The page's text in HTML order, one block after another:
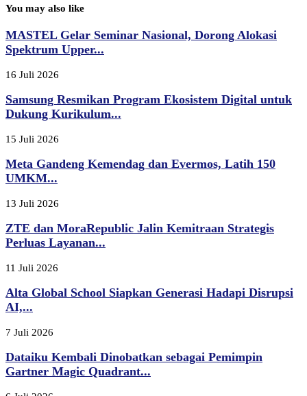
You may also like
MASTEL Gelar Seminar Nasional, Dorong Alokasi
Spektrum Upper...
16 Juli 2026
Samsung Resmikan Program Ekosistem Digital untuk
Dukung Kurikulum...
15 Juli 2026
Meta Gandeng Kemendag dan Evermos, Latih 150
UMKM...
13 Juli 2026
ZTE dan MoraRepublic Jalin Kemitraan Strategis
Perluas Layanan...
11 Juli 2026
Alta Global School Siapkan Generasi Hadapi Disrupsi
AI,...
7 Juli 2026
Dataiku Kembali Dinobatkan sebagai Pemimpin
Gartner Magic Quadrant...